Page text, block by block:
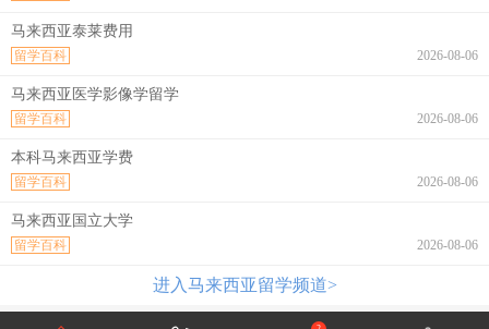
马来西亚泰莱费用
2026-08-06
留学百科
马来西亚医学影像学留学
2026-08-06
留学百科
本科马来西亚学费
2026-08-06
留学百科
马来西亚国立大学
2026-08-06
留学百科
进入马来西亚留学频道>